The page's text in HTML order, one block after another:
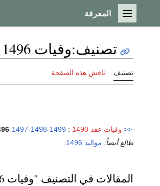
القائمة الرئيسية
المعرفة
تصنيف:وفيات 1496
تصنيف ناقش هذه الصفحة
<< وفيات عقد 1490 :
-1497-1498-1499
طالع أيضاً: مواليد 1496
المقالات في التصنيف "وفيات 1496"